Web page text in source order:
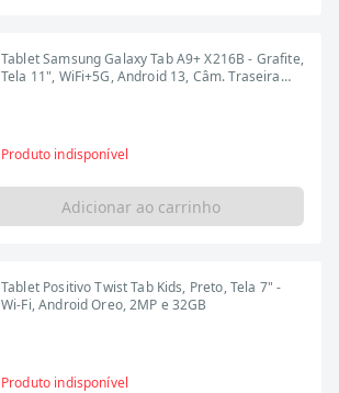
Tablet Samsung Galaxy Tab A9+ X216B - Grafite,
Tela 11", WiFi+5G, Android 13, Câm. Traseira
Produto indisponível
Adicionar ao carrinho
Tablet Positivo Twist Tab Kids, Preto, Tela 7" -
Wi-Fi, Android Oreo, 2MP e 32GB
Produto indisponível